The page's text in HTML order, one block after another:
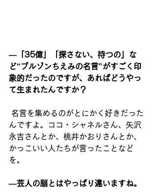
―「35億」「探さない、待つの」な
ど“ブルゾンちえみの名言”がすごく印
象的だったのですが、あればどうやっ
て生まれたんですか？
名言を集めるのがとにかく好きだった
んですよ。ココ・シャネルさん、矢沢
永吉さんとか、桃井かおりさんとか、
かっこいい人たちが言ったことなど
を。
―芸人の脳とはやっぱり違いますね。